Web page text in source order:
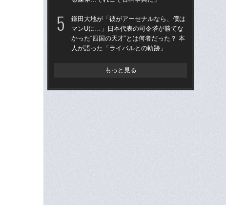
鎌田大地が「彼がアーセナルなら、僕は
マンUに…」日本代表の司令塔が勝てな
かった“四国の天才”とは何者だった？ 本
人が語った「ライバルとの軌跡」
もっと見る